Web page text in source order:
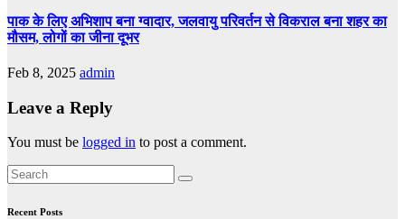
पाक के लिए अभिशाप बना ग्वादार, जलवायु परिवर्तन से विकराल बना शहर का
मौसम, लोगों का जीना दूभर
Feb 8, 2025 admin
Leave a Reply
You must be logged in to post a comment.
Recent Posts